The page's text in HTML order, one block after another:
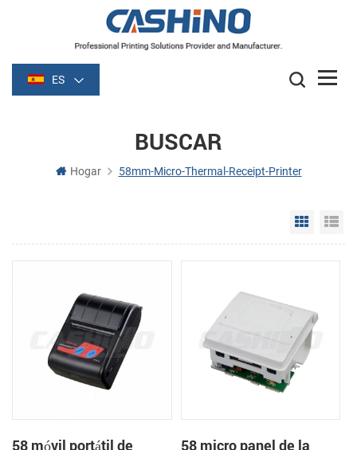
ES
BUSCAR
Hogar 58mm-Micro-Thermal-Receipt-Printer
Grid
58 móvil portátil de
58 micro panel de la